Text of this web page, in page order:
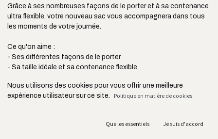
Grâce à ses nombreuses façons de le porter et à sa contenance
ultra flexible, votre nouveau sac vous accompagnera dans tous
les moments de votre journée.
Ce qu'on aime :
- Ses différentes façons de le porter
- Sa taille idéale et sa contenance flexible
- Ses deux poches extérieures zippées et sa poche intérieure
plaquée
- Sa fabrication au Portugal et en circuit court acheminé en
Nous utilisons des cookies pour vous offrir une meilleure
expérience utilisateur sur ce site.
Politique en matière de cookies
Que les essentiels Je suis d'accord